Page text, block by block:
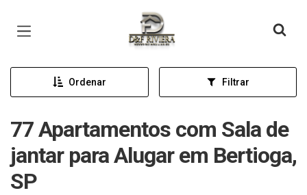
Página inicial
Ordenar Filtrar
77 Apartamentos com Sala de
jantar para Alugar em Bertioga,
SP